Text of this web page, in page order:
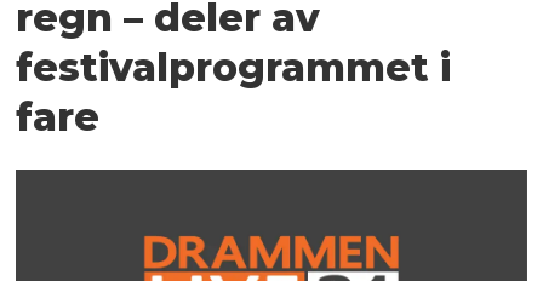
regn – deler av
festivalprogrammet i
fare